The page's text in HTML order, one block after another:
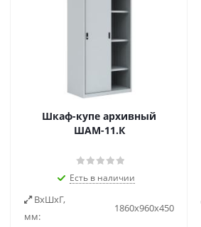
Шкаф-купе архивный
ШАМ-11.К
Есть в наличии
ВxШxГ,
мм:
1860х960х450